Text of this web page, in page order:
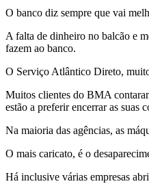
O banco diz sempre que vai
A falta de dinheiro no balcão e
fazem ao banco.
O Serviço Atlântico Direto,
Muitos clientes do BMA
estão a preferir encerrar as suas
Na maioria das agências, as
O mais caricato, é o
Há inclusive várias empresas